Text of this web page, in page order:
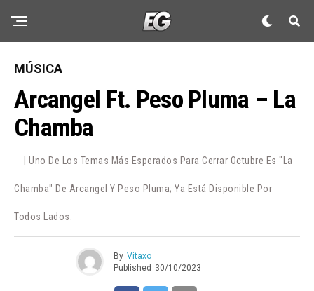
MÚSICA
Arcangel Ft. Peso Pluma – La
Chamba
| Uno De Los Temas Más Esperados Para Cerrar Octubre Es "La
Chamba" De Arcangel Y Peso Pluma; Ya Está Disponible Por
Todos Lados.
By Vitaxo
Published 30/10/2023